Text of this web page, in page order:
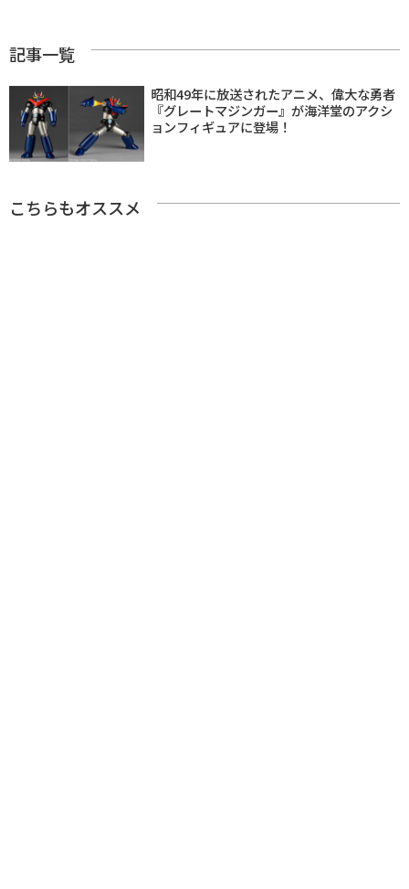
記事一覧
昭和49年に放送されたアニメ、偉大な勇者
『グレートマジンガー』が海洋堂のアクシ
ョンフィギュアに登場！
こちらもオススメ